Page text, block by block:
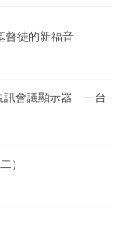
督徒的新福音
訊會議顯示器 一台
）